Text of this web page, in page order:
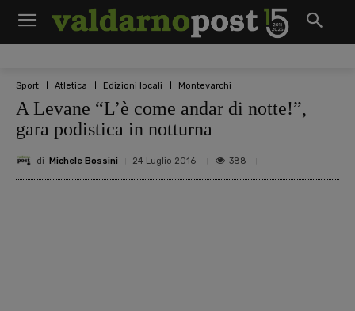
Sport Atletica Edizioni locali Montevarchi
A Levane “L’è come andar di notte!”,
gara podistica in notturna
di Michele Bossini 24 Luglio 2016 388